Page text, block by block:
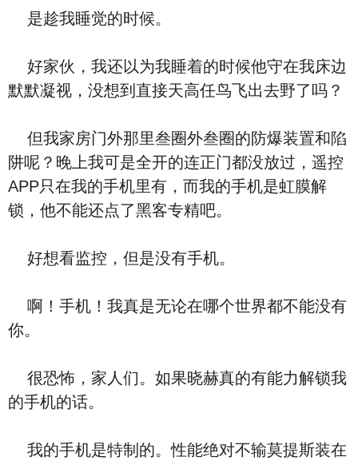
是趁我睡觉的时候。
好家伙，我还以为我睡着的时候他守在我床边
默默凝视，没想到直接天高任鸟飞出去野了吗？
但我家房门外那里叁圈外叁圈的防爆装置和陷
阱呢？晚上我可是全开的连正门都没放过，遥控
APP只在我的手机里有，而我的手机是虹膜解
锁，他不能还点了黑客专精吧。
好想看监控，但是没有手机。
啊！手机！我真是无论在哪个世界都不能没有
你。
很恐怖，家人们。如果晓赫真的有能力解锁我
的手机的话。
我的手机是特制的。性能绝对不输莫提斯装在